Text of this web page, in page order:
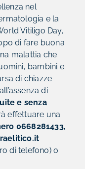
nel
e la
Vitiligo Day,
di fare buona
malattia che
bambini e
di chiazze
di
e senza
effettuare una
0668281433,
di telefono) o